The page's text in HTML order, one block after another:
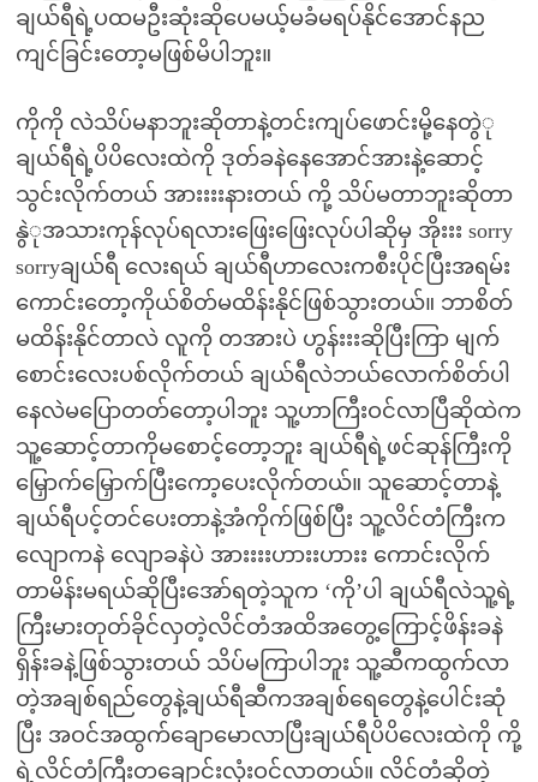
ချယ်ရီရဲ့ပထမဦးဆုံးဆိုပေမယ့်မခံမရပ်နိုင်အောင်နည
ကျင်ခြင်းတော့မဖြစ်မိပါဘူး။
ကိုကို လဲသိပ်မနာဘူးဆိုတာနဲ့တင်းကျပ်ဖောင်းမို့နေတွဲု
ချယ်ရီရဲ့ပိပိလေးထဲကို ဒုတ်ခနဲနေအောင်အားနဲ့ဆောင့်
သွင်းလိုက်တယ် အားးးးနားတယ် ကို့ သိပ်မတာဘူးဆိုတာ
နွဲုအသားကုန်လုပ်ရလားဖြေးဖြေးလုပ်ပါဆိုမှ အိုးးး sorry
sorryချယ်ရီ လေးရယ် ချယ်ရီဟာလေးကစီးပိုင်ပြီးအရမ်း
ကောင်းတော့ကိုယ်စိတ်မထိန်းနိုင်ဖြစ်သွားတယ်။ ဘာစိတ်
မထိန်းနိုင်တာလဲ လူကို တအားပဲ ဟွန်းးးဆိုပြီးကြာ မျက်
စောင်းလေးပစ်လိုက်တယ် ချယ်ရီလဲဘယ်လောက်စိတ်ပါ
နေလဲမပြောတတ်တော့ပါဘူး သူ့ဟာကြီးဝင်လာပြီဆိုထဲက
သူ့ဆောင့်တာကိုမစောင့်တော့ဘူး ချယ်ရီရဲ့ဖင်ဆုန်ကြီးကို
မြှောက်မြှောက်ပြီးကော့ပေးလိုက်တယ်။ သူဆောင့်တာနဲ့
ချယ်ရီပင့်တင်ပေးတာနဲ့အံကိုက်ဖြစ်ပြီး သူ့လိင်တံကြီးက
လျောကနဲ လျောခနဲပဲ အားးးးဟားးဟားး ကောင်းလိုက်
တာမိန်းမရယ်ဆိုပြီးအော်ရတဲ့သူက ‘ကို’ပါ ချယ်ရီလဲသူ့ရဲ့
ကြီးမားတုတ်ခိုင်လှတဲ့လိင်တံအထိအတွေ့ကြောင့်ဖိန်းခနဲ
ရှိန်းခနဲ့ဖြစ်သွားတယ် သိပ်မကြာပါဘူး သူ့ဆီကထွက်လာ
တဲ့အချစ်ရည်တွေနဲ့ချယ်ရီဆီကအချစ်ရေတွေနဲ့ပေါင်းဆုံ
ပြီး အဝင်အထွက်ချောမောလာပြီးချယ်ရီပိပိလေးထဲကို ကို့
ရဲ့လိင်တံကြီးတချောင်းလုံးဝင်လာတယ်။ လိင်တံဆိုတဲ့